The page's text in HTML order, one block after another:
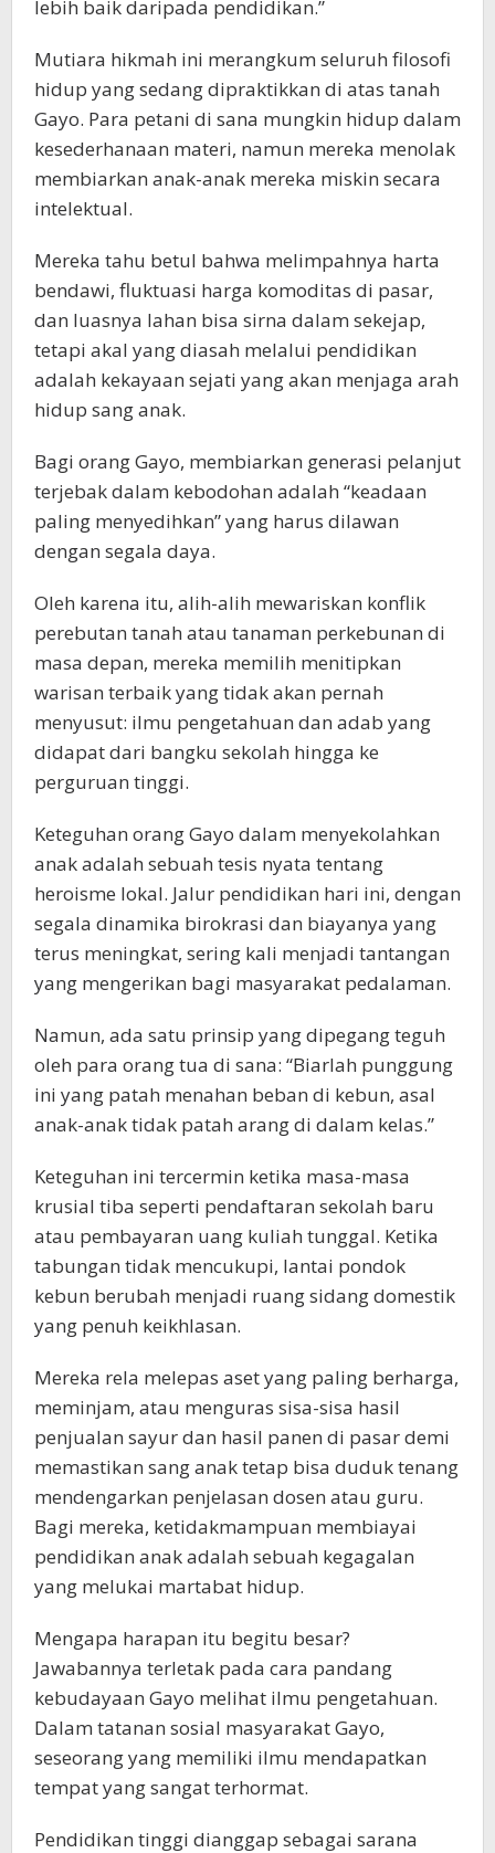
lebih baik daripada pendidikan.”
Mutiara hikmah ini merangkum seluruh filosofi
hidup yang sedang dipraktikkan di atas tanah
Gayo. Para petani di sana mungkin hidup dalam
kesederhanaan materi, namun mereka menolak
membiarkan anak-anak mereka miskin secara
intelektual.
Mereka tahu betul bahwa melimpahnya harta
bendawi, fluktuasi harga komoditas di pasar,
dan luasnya lahan bisa sirna dalam sekejap,
tetapi akal yang diasah melalui pendidikan
adalah kekayaan sejati yang akan menjaga arah
hidup sang anak.
Bagi orang Gayo, membiarkan generasi pelanjut
terjebak dalam kebodohan adalah “keadaan
paling menyedihkan” yang harus dilawan
dengan segala daya.
Oleh karena itu, alih-alih mewariskan konflik
perebutan tanah atau tanaman perkebunan di
masa depan, mereka memilih menitipkan
warisan terbaik yang tidak akan pernah
menyusut: ilmu pengetahuan dan adab yang
didapat dari bangku sekolah hingga ke
perguruan tinggi.
Keteguhan orang Gayo dalam menyekolahkan
anak adalah sebuah tesis nyata tentang
heroisme lokal. Jalur pendidikan hari ini, dengan
segala dinamika birokrasi dan biayanya yang
terus meningkat, sering kali menjadi tantangan
yang mengerikan bagi masyarakat pedalaman.
Namun, ada satu prinsip yang dipegang teguh
oleh para orang tua di sana: “Biarlah punggung
ini yang patah menahan beban di kebun, asal
anak-anak tidak patah arang di dalam kelas.”
Keteguhan ini tercermin ketika masa-masa
krusial tiba seperti pendaftaran sekolah baru
atau pembayaran uang kuliah tunggal. Ketika
tabungan tidak mencukupi, lantai pondok
kebun berubah menjadi ruang sidang domestik
yang penuh keikhlasan.
Mereka rela melepas aset yang paling berharga,
meminjam, atau menguras sisa-sisa hasil
penjualan sayur dan hasil panen di pasar demi
memastikan sang anak tetap bisa duduk tenang
mendengarkan penjelasan dosen atau guru.
Bagi mereka, ketidakmampuan membiayai
pendidikan anak adalah sebuah kegagalan
yang melukai martabat hidup.
Mengapa harapan itu begitu besar?
Jawabannya terletak pada cara pandang
kebudayaan Gayo melihat ilmu pengetahuan.
Dalam tatanan sosial masyarakat Gayo,
seseorang yang memiliki ilmu mendapatkan
tempat yang sangat terhormat.
Pendidikan tinggi dianggap sebagai sarana